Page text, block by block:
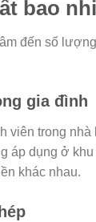
bao
đến số
gia đình
trong
áp dụng ở
khác nhau.